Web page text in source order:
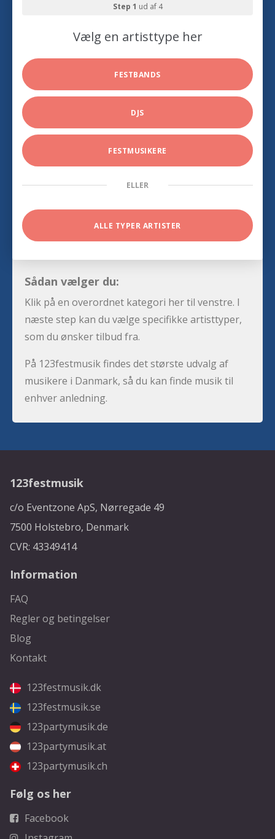
Step 1 ud af 4
Vælg en artisttype her
FESTBANDS
DJS
FESTMUSIKERE
ELLER
ALLE TYPER ARTISTER
Sådan vælger du:
Klik på en overordnet kategori her til venstre. I
næste step kan du vælge specifikke artisttyper,
som du ønsker tilbud fra.
På 123festmusik findes det største udvalg af
musikere i Danmark, så du kan finde musik til
enhver anledning.
123festmusik
c/o Eventzone ApS, Nørregade 49
7500 Holstebro, Denmark
CVR: 43349414
Information
FAQ
Regler og betingelser
Blog
Kontakt
123festmusik.dk
123festmusik.se
123partymusik.de
123partymusik.at
123partymusik.ch
Følg os her
Facebook